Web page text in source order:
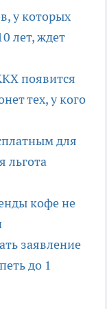
у которых
лет, ждет
появится
тех, у кого
для
льгота
кофе не
заявление
до 1